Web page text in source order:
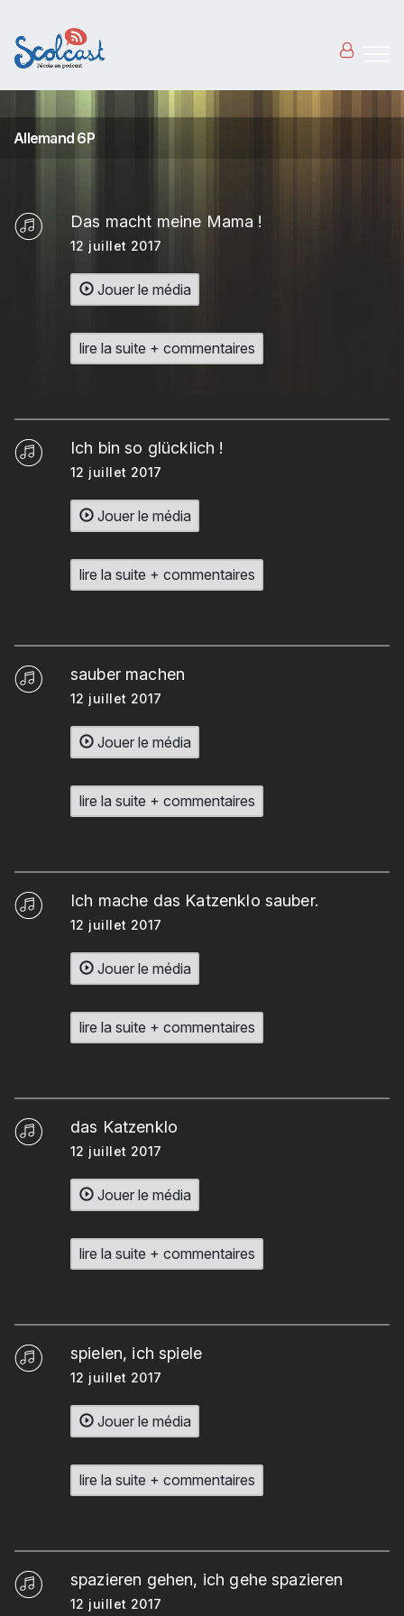
Allemand 6P
Das macht meine Mama !
12 juillet 2017
Jouer le média
lire la suite + commentaires
Ich bin so glücklich !
12 juillet 2017
Jouer le média
lire la suite + commentaires
sauber machen
12 juillet 2017
Jouer le média
lire la suite + commentaires
Ich mache das Katzenklo sauber.
12 juillet 2017
Jouer le média
lire la suite + commentaires
das Katzenklo
12 juillet 2017
Jouer le média
lire la suite + commentaires
spielen, ich spiele
12 juillet 2017
Jouer le média
lire la suite + commentaires
spazieren gehen, ich gehe spazieren
12 juillet 2017